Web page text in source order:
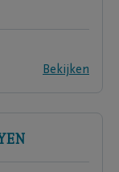
Bekijken